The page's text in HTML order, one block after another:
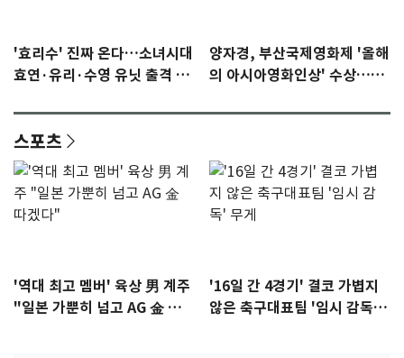
'효리수' 진짜 온다…소녀시대
효연·유리·수영 유닛 출격 [N
양자경, 부산국제영화제 '올해
의 아시아영화인상' 수상…15
스포츠
'역대 최고 멤버' 육상 男 계주
"일본 가뿐히 넘고 AG 金 따겠
'16일 간 4경기' 결코 가볍지
않은 축구대표팀 '임시 감독'